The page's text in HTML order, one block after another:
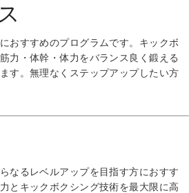
おすすめのプログラムです。キックボ
力・体幹・体力をバランス良く鍛える
す。無理なくステップアップしたい方
なるレベルアップを目指す方におすす
とキックボクシング技術を最大限に高